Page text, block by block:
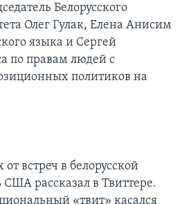
Белорусского
Олег Гулак, Елена Анисим
языка и Сергей
по правам людей с
политиков на
встреч в белорусской
США рассказал в Твиттере.
«твит» касался